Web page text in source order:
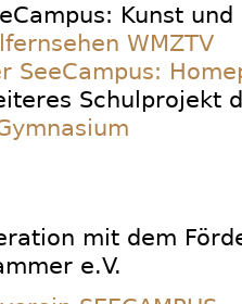
Kunst
WMZTV
SeeCampus:
Schulprojekt
mit dem
e.V.